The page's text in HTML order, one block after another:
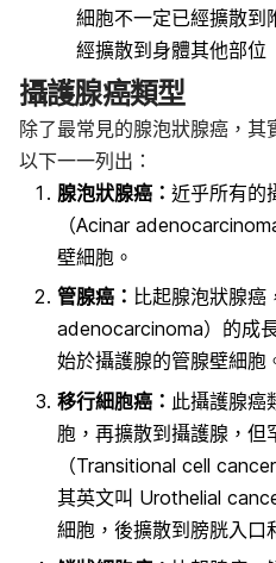
細胞不一定已經擴散
經擴散到身體其他部位
攝護腺癌類型
除了最常見的腺泡狀腺癌，其
以下一一列出：
腺泡狀腺癌： 近乎所有的
（Acinar
壁細胞。
管腺癌： 比起腺泡狀腺癌
adenocarcinoma）的成
始於攝護腺的管腺壁細胞
移行細胞癌： 此攝護腺癌
胞，再擴散到攝護腺，但
（Transitional cell
其英文叫 Urothelial
細胞，後擴散到膀胱入口